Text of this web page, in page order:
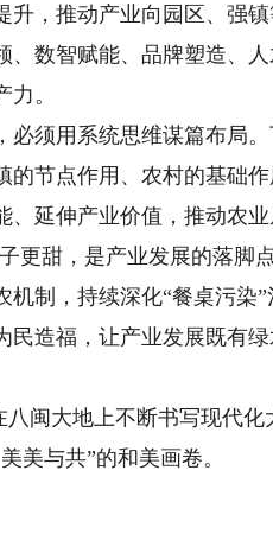
，推动产业向园区、强
数智赋能、品牌塑造、
。
须用系统思维谋篇布局。
节点作用、农村的基础
延伸产业价值，推动农业
更甜，是产业发展的落脚
制，持续深化“餐桌污染
造福，让产业发展既有
闽大地上不断书写现代化
美与共”的和美画卷。